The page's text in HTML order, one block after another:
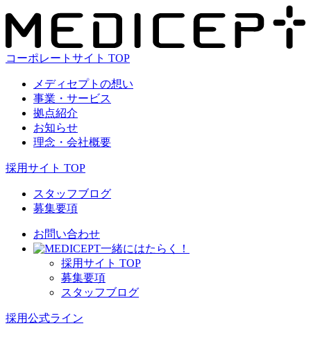
コーポレートサイト TOP
メディセプトの想い
事業・サービス
拠点紹介
お知らせ
理念・会社概要
採用サイト TOP
スタッフブログ
募集要項
お問い合わせ
⼀緒にはたらく！
採⽤サイト TOP
募集要項
スタッフブログ
採用公式ライン